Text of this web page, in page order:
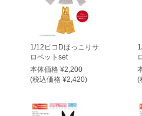
1/12ピコDほっこりサ
ロペットset
本体価格 ¥2,200
(税込価格 ¥2,420)
(